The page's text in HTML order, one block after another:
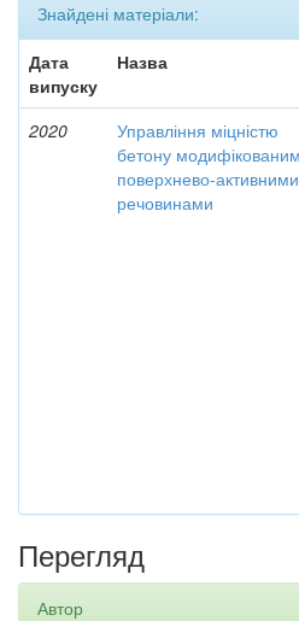
Знайдені матеріали:
Дата
випуску
Назва
2020
Управління міцністю
бетону
поверхнево-активними
речовинами
Перегляд
Автор